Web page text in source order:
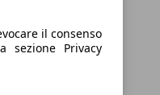
il consenso
sezione Privacy